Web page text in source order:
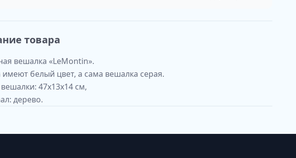
товара
вешалка «LeMontin».
белый цвет, а сама вешалка серая.
47х13х14 см,
дерево.